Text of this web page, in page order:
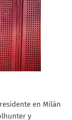
en Milán
y